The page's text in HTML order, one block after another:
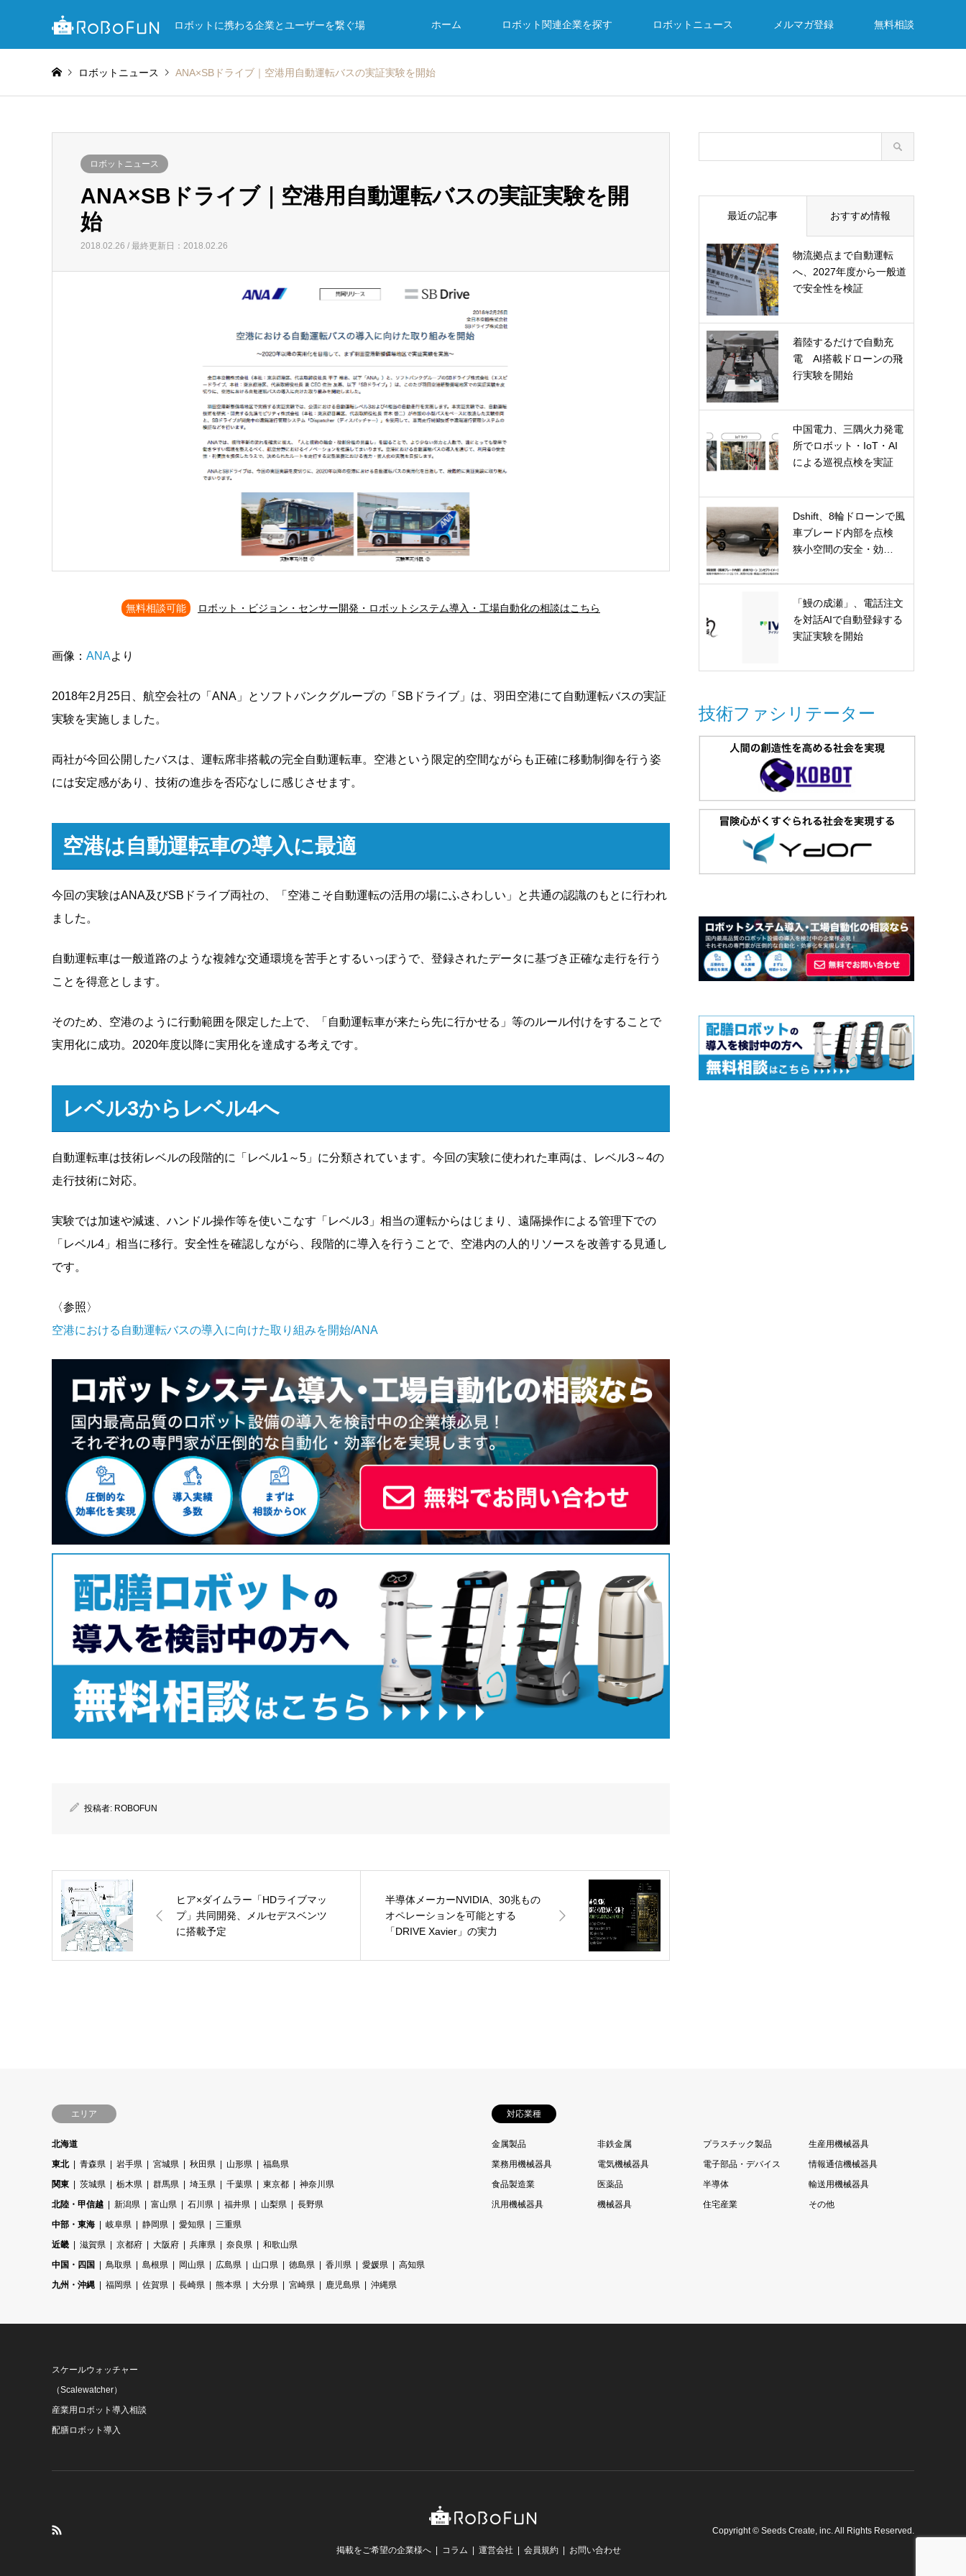
ロボットに携わる企業とユーザーを繋ぐ場 ホーム ロボット関連企業を探す ロボットニュース メルマガ登録 無料相談
ロボットニュース ANA×SBドライブ｜空港用自動運転バスの実証実験を開始
ロボットニュース
ANA×SBドライブ｜空港用自動運転バスの実証実験を開
始
2018.02.26 / 最終更新日：2018.02.26
無料相談可能 ロボット・ビジョン・センサー開発・ロボットシステム導入・工場自動化の相談はこちら
画像： ANAより
2018年2月25日、航空会社の「ANA」とソフトバンクグループの「SBドライブ」は、羽田空港にて自動運転バスの実証
実験を実施しました。
両社が今回公開したバスは、運転席非搭載の完全自動運転車。空港という限定的空間ながらも正確に移動制御を行う姿
には安定感があり、技術の進歩を否応なしに感じさせます。
空港は自動運転車の導入に最適
今回の実験はANA及びSBドライブ両社の、「空港こそ自動運転の活用の場にふさわしい」と共通の認識のもとに行われ
ました。
自動運転車は一般道路のような複雑な交通環境を苦手とするいっぽうで、登録されたデータに基づき正確な走行を行う
ことを得意とします。
そのため、空港のように行動範囲を限定した上で、「自動運転車が来たら先に行かせる」等のルール付けをすることで
実用化に成功。2020年度以降に実用化を達成する考えです。
レベル3からレベル4へ
自動運転車は技術レベルの段階的に「レベル1～5」に分類されています。今回の実験に使われた車両は、レベル3～4の
走行技術に対応。
実験では加速や減速、ハンドル操作等を使いこなす「レベル3」相当の運転からはじまり、遠隔操作による管理下での
「レベル4」相当に移行。安全性を確認しながら、段階的に導入を行うことで、空港内の人的リソースを改善する見通し
です。
〈参照〉
空港における自動運転バスの導入に向けた取り組みを開始/ANA
投稿者: ROBOFUN
ヒア×ダイムラー「HDライブマッ
プ」共同開発、メルセデスベンツ
に搭載予定
半導体メーカーNVIDIA、30兆もの
オペレーションを可能とする
「DRIVE Xavier」の実力
最近の記事 おすすめ情報
物流拠点まで自動運転
へ、2027年度から一般道
で安全性を検証
着陸するだけで自動充
電 AI搭載ドローンの飛
行実験を開始
中国電力、三隅火力発電
所でロボット・IoT・AI
による巡視点検を実証
Dshift、8輪ドローンで風
車ブレード内部を点検
狭小空間の安全・効…
「鰻の成瀬」、電話注文
を対話AIで自動登録する
実証実験を開始
技術ファシリテーター
エリア
北海道
東北
青森県 岩手県 宮城県 秋田県 山形県
福島県
関東
茨城県 栃木県 群馬県 埼玉県 千葉県 東京都
神奈川県
北陸・甲信越
新潟県 富山県 石川県 福井県 山梨県
長野県
中部・東海
岐阜県 静岡県 愛知県
三重県
近畿
滋賀県 京都府 大阪府 兵庫県 奈良県
和歌山県
中国・四国
鳥取県 島根県 岡山県 広島県 山口県 徳島県 香川県 愛媛県
高知県
九州・沖縄
福岡県 佐賀県 長崎県 熊本県 大分県 宮崎県 鹿児島県 沖縄県
対応業種
金属製品 非鉄金属 プラスチック製品
生産用機械器具
業務用機械器具
電気機械器具 電子部品・デバイス
情報通信機械器具
食品製造業
医薬品 半導体
輸送用機械器具
汎用機械器具
機械器具 住宅産業 その他
スケールウォッチャー
（Scalewatcher）
産業用ロボット導入相談
配膳ロボット導入
掲載をご希望の企業様へ コラム 運営会社 会員規約 お問い合わせ
Copyright © Seeds Create, inc . All Rights Reserved.